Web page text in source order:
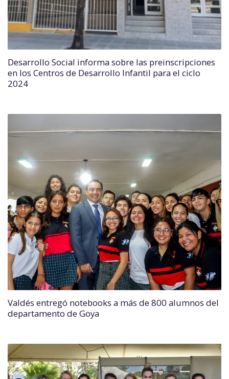
Desarrollo Social informa sobre las preinscripciones
en los Centros de Desarrollo Infantil para el ciclo
2024
Valdés entregó notebooks a más de 800 alumnos del
departamento de Goya